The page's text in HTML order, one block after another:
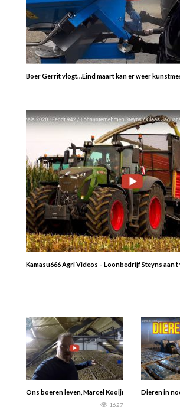
Boer Gerrit vlogt…Eind maart kan er weer
Kamasu666 Agri Videos – Loonbedrijf Steyns aan
Ons boeren leven, Marcel Kooijman Vlog — Deze
1627
Dieren in